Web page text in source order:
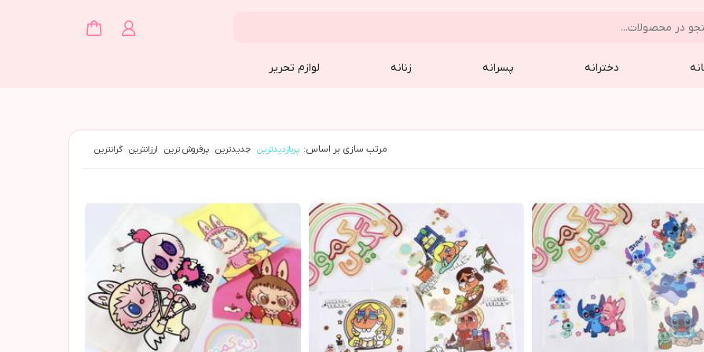
دخترانه پسرانه زنانه لوازم تحریر
مرتب سازی بر اساس: پربازدیدترین جدیدترین پرفروش ترین ارزانترین گرانترین